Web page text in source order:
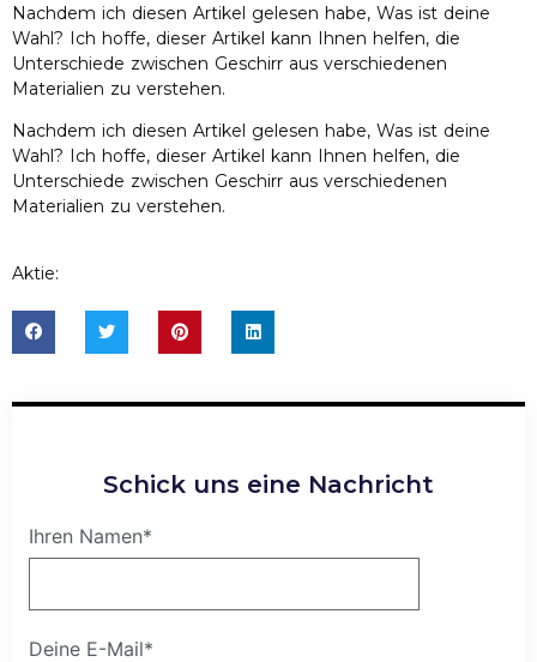
Nachdem ich diesen Artikel gelesen habe, Was ist deine
Wahl? Ich hoffe, dieser Artikel kann Ihnen helfen, die
Unterschiede zwischen Geschirr aus verschiedenen
Materialien zu verstehen.
Nachdem ich diesen Artikel gelesen habe, Was ist deine
Wahl? Ich hoffe, dieser Artikel kann Ihnen helfen, die
Unterschiede zwischen Geschirr aus verschiedenen
Materialien zu verstehen.
Aktie:
Schick uns eine Nachricht
Ihren Namen*
Deine E-Mail*